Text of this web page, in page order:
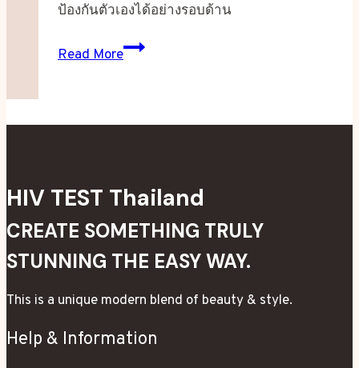
ป้องกันตัวเองได้อย่างรอบด้าน
Read More
วัย
ทำไม
นี้
ยัง
สูง
HIV TEST Thailand
CREATE SOMETHING TRULY
STUNNING THE EASY WAY.
This is a unique modern blend of beauty & style.
Help & Information